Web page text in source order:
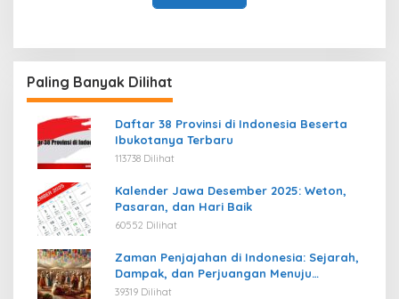
Paling Banyak Dilihat
Daftar 38 Provinsi di Indonesia Beserta
Ibukotanya Terbaru
113738 Dilihat
Kalender Jawa Desember 2025: Weton,
Pasaran, dan Hari Baik
60552 Dilihat
Zaman Penjajahan di Indonesia: Sejarah,
Dampak, dan Perjuangan Menuju
Kemerdekaan
39319 Dilihat